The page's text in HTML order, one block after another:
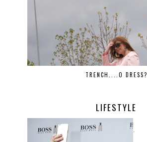
TRENCH....O DRESS?
LIFESTYLE
.